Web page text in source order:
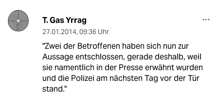
T. Gas Yrrag
27.01.2014, 09:36 Uhr
"Zwei der Betroffenen haben sich nun zur
Aussage entschlossen, gerade deshalb, weil
sie namentlich in der Presse erwähnt wurden
und die Polizei am nächsten Tag vor der Tür
stand."